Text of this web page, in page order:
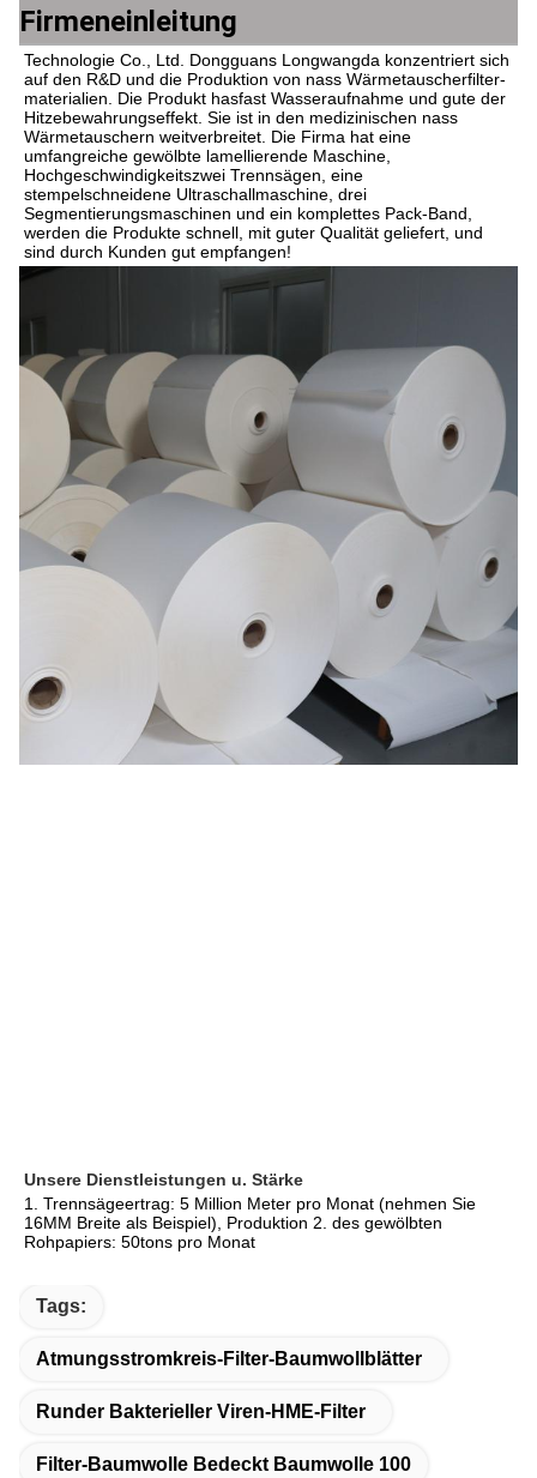
Firmeneinleitung
Technologie Co., Ltd. Dongguans Longwangda konzentriert sich
auf den R&D und die Produktion von nass Wärmetauscherfilter-
materialien. Die Produkt hasfast Wasseraufnahme und gute der
Hitzebewahrungseffekt. Sie ist in den medizinischen nass
Wärmetauschern weitverbreitet. Die Firma hat eine
umfangreiche gewölbte lamellierende Maschine,
Hochgeschwindigkeitszwei Trennsägen, eine
stempelschneidene Ultraschallmaschine, drei
Segmentierungsmaschinen und ein komplettes Pack-Band,
werden die Produkte schnell, mit guter Qualität geliefert, und
sind durch Kunden gut empfangen!
Unsere Dienstleistungen u. Stärke
1. Trennsägeertrag: 5 Million Meter pro Monat (nehmen Sie
16MM Breite als Beispiel), Produktion 2. des gewölbten
Rohpapiers: 50tons pro Monat
Tags:
Atmungsstromkreis-Filter-Baumwollblätter
Runder Bakterieller Viren-HME-Filter
Filter-Baumwolle Bedeckt Baumwolle 100